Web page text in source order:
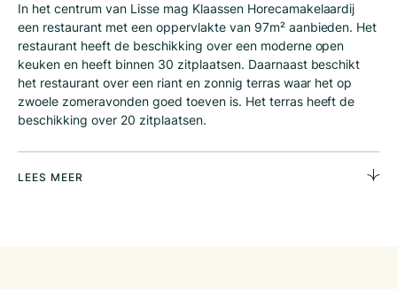
In het centrum van Lisse mag Klaassen Horecamakelaardij
een restaurant met een oppervlakte van 97m² aanbieden. Het
restaurant heeft de beschikking over een moderne open
keuken en heeft binnen 30 zitplaatsen. Daarnaast beschikt
het restaurant over een riant en zonnig terras waar het op
zwoele zomeravonden goed toeven is. Het terras heeft de
beschikking over 20 zitplaatsen.
Lisse heeft een levendig horecaplein en kent een uitstekend
ondernemersklimaat. Daarnaast is er sprake van een
LEES MEER